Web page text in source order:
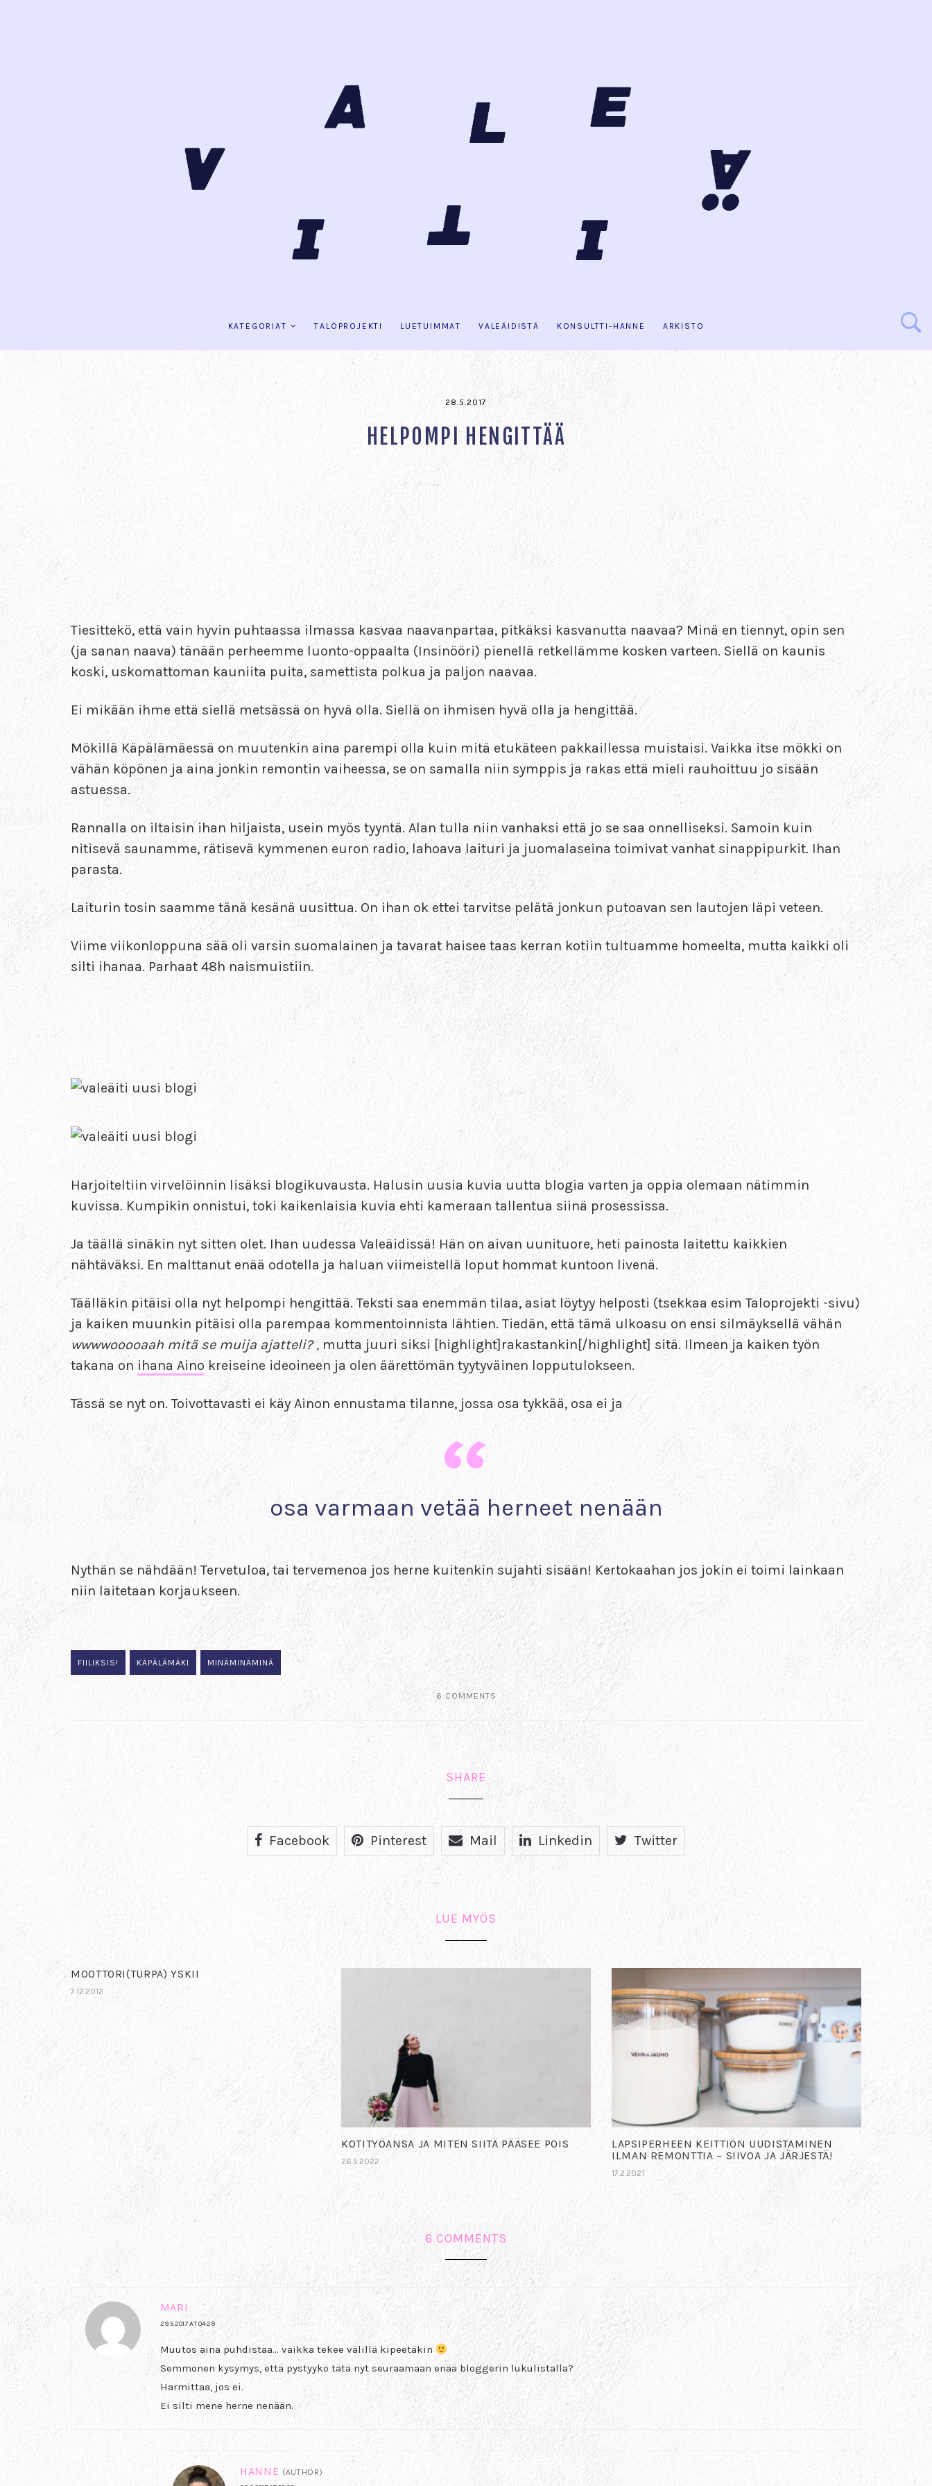
KATEGORIAT TALOPROJEKTI LUETUIMMAT VALEÄIDISTÄ KONSULTTI-HANNE ARKISTO
28.5.2017
HELPOMPI HENGITTÄÄ
Tiesittekö, että vain hyvin puhtaassa ilmassa kasvaa naavanpartaa, pitkäksi kasvanutta naavaa? Minä en tiennyt, opin sen
(ja sanan naava) tänään perheemme luonto-oppaalta (Insinööri) pienellä retkellämme kosken varteen. Siellä on kaunis
koski, uskomattoman kauniita puita, samettista polkua ja paljon naavaa.
Ei mikään ihme että siellä metsässä on hyvä olla. Siellä on ihmisen hyvä olla ja hengittää.
Mökillä Käpälämäessä on muutenkin aina parempi olla kuin mitä etukäteen pakkaillessa muistaisi. Vaikka itse mökki on
vähän köpönen ja aina jonkin remontin vaiheessa, se on samalla niin symppis ja rakas että mieli rauhoittuu jo sisään
astuessa.
Rannalla on iltaisin ihan hiljaista, usein myös tyyntä. Alan tulla niin vanhaksi että jo se saa onnelliseksi. Samoin kuin
nitisevä saunamme, rätisevä kymmenen euron radio, lahoava laituri ja juomalaseina toimivat vanhat sinappipurkit. Ihan
parasta.
Laiturin tosin saamme tänä kesänä uusittua. On ihan ok ettei tarvitse pelätä jonkun putoavan sen lautojen läpi veteen.
Viime viikonloppuna sää oli varsin suomalainen ja tavarat haisee taas kerran kotiin tultuamme homeelta, mutta kaikki oli
silti ihanaa. Parhaat 48h naismuistiin.
Harjoiteltiin virvelöinnin lisäksi blogikuvausta. Halusin uusia kuvia uutta blogia varten ja oppia olemaan nätimmin
kuvissa. Kumpikin onnistui, toki kaikenlaisia kuvia ehti kameraan tallentua siinä prosessissa.
Ja täällä sinäkin nyt sitten olet. Ihan uudessa Valeäidissä! Hän on aivan uunituore, heti painosta laitettu kaikkien
nähtäväksi. En malttanut enää odotella ja haluan viimeistellä loput hommat kuntoon livenä.
Täälläkin pitäisi olla nyt helpompi hengittää. Teksti saa enemmän tilaa, asiat löytyy helposti (tsekkaa esim Taloprojekti -sivu)
ja kaiken muunkin pitäisi olla parempaa kommentoinnista lähtien. Tiedän, että tämä ulkoasu on ensi silmäyksellä vähän
wwwwooooaah mitä se muija ajatteli? , mutta juuri siksi [highlight]rakastankin[/highlight] sitä. Ilmeen ja kaiken työn
takana on ihana Aino kreiseine ideoineen ja olen äärettömän tyytyväinen lopputulokseen.
Tässä se nyt on. Toivottavasti ei käy Ainon ennustama tilanne, jossa osa tykkää, osa ei ja
osa varmaan vetää herneet nenään
Nythän se nähdään! Tervetuloa, tai tervemenoa jos herne kuitenkin sujahti sisään! Kertokaahan jos jokin ei toimi lainkaan
niin laitetaan korjaukseen.
FIILIKSIS! KÄPÄLÄMÄKI MINÄMINÄMINÄ
6 COMMENTS
SHARE
Facebook Pinterest Mail Linkedin Twitter
LUE MYÖS
MOOTTORI(TURPA) YSKII
7.12.2012
KOTITYÖANSA JA MITEN SIITÄ PÄÄSEE POIS
26.5.2022
LAPSIPERHEEN KEITTIÖN UUDISTAMINEN
ILMAN REMONTTIA – SIIVOA JA JÄRJESTÄ!
17.2.2021
6 COMMENTS
MARI
29.5.2017 AT 04:29
Muutos aina puhdistaa… vaikka tekee välillä kipeetäkin
Semmonen kysymys, että pystyykö tätä nyt seuraamaan enää bloggerin lukulistalla?
Harmittaa, jos ei.
Ei silti mene herne nenään.
HANNE (AUTHOR)